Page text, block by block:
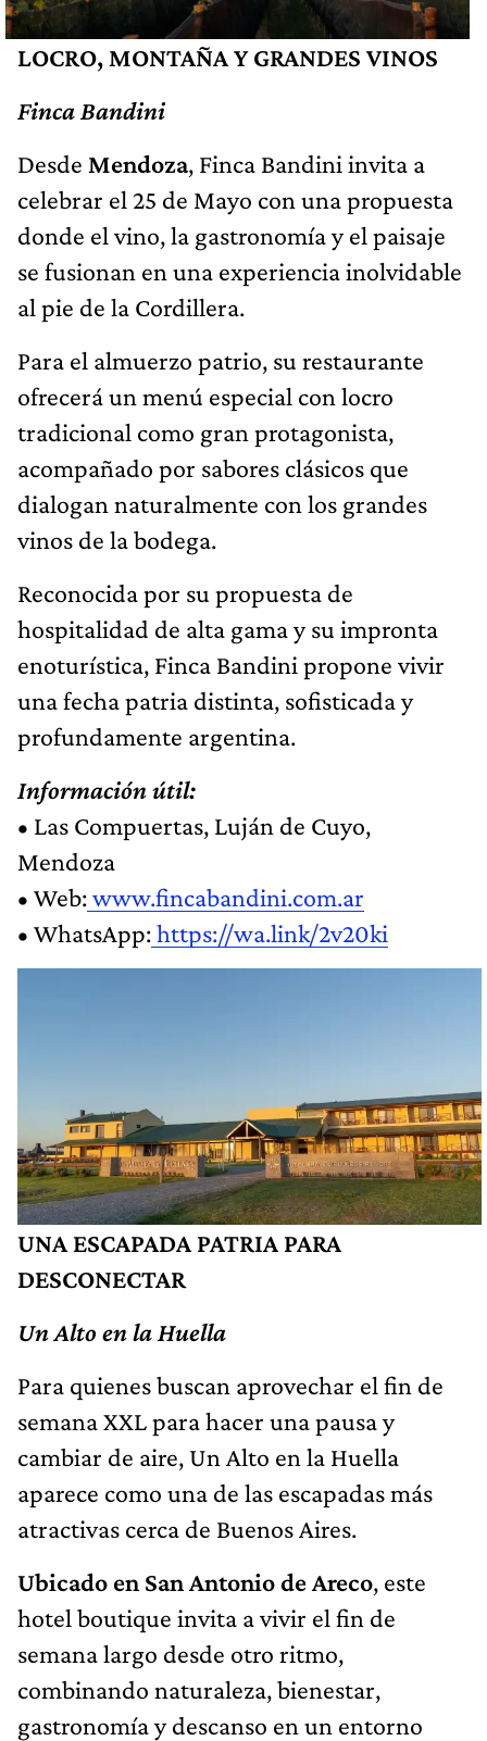
LOCRO, MONTAÑA Y GRANDES VINOS
Finca Bandini
Desde Mendoza, Finca Bandini invita a
celebrar el 25 de Mayo con una propuesta
donde el vino, la gastronomía y el paisaje
se fusionan en una experiencia inolvidable
al pie de la Cordillera.
Para el almuerzo patrio, su restaurante
ofrecerá un menú especial con locro
tradicional como gran protagonista,
acompañado por sabores clásicos que
dialogan naturalmente con los grandes
vinos de la bodega.
Reconocida por su propuesta de
hospitalidad de alta gama y su impronta
enoturística, Finca Bandini propone vivir
una fecha patria distinta, sofisticada y
profundamente argentina.
Información útil:
• Las Compuertas, Luján de Cuyo,
Mendoza
• Web:www.fincabandini.com.ar
• WhatsApp:https://wa.link/2v20ki
UNA ESCAPADA PATRIA PARA
DESCONECTAR
Un Alto en la Huella
Para quienes buscan aprovechar el fin de
semana XXL para hacer una pausa y
cambiar de aire, Un Alto en la Huella
aparece como una de las escapadas más
atractivas cerca de Buenos Aires.
Ubicado en San Antonio de Areco, este
hotel boutique invita a vivir el fin de
semana largo desde otro ritmo,
combinando naturaleza, bienestar,
gastronomía y descanso en un entorno